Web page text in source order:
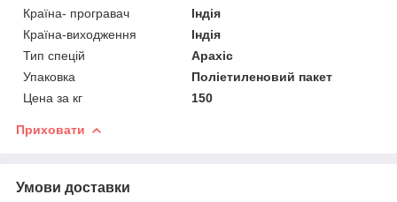
Країна- програвач
Індія
Країна-виходження
Індія
Тип спецій
Арахіс
Упаковка
Поліетиленовий пакет
Цена за кг
150
Приховати
Умови доставки